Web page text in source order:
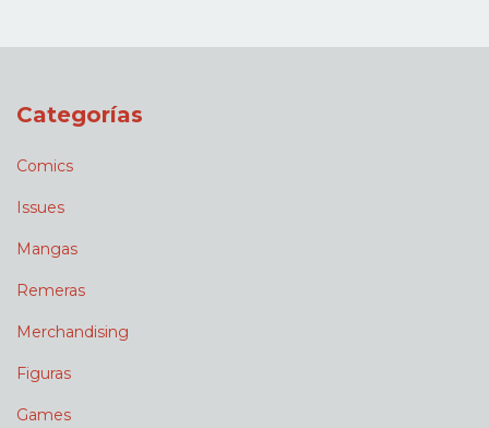
Categorías
Comics
Issues
Mangas
Remeras
Merchandising
Figuras
Games